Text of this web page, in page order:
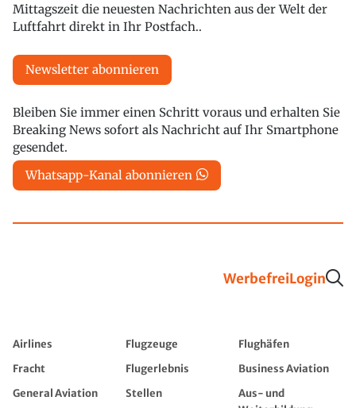
Mittagszeit die neuesten Nachrichten aus der Welt der
Luftfahrt direkt in Ihr Postfach..
Newsletter abonnieren
Bleiben Sie immer einen Schritt voraus und erhalten Sie
Breaking News sofort als Nachricht auf Ihr Smartphone
gesendet.
Whatsapp-Kanal abonnieren
WerbefreiLogin
Airlines Flugzeuge
Flughäfen
Fracht
Flugerlebnis
Business Aviation
General Aviation
Stellen
Aus- und